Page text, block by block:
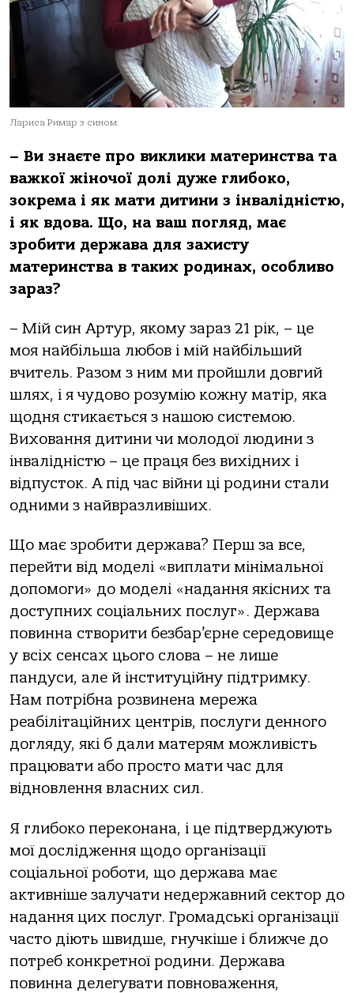
Лариса Римар з сином.
– Ви знаєте про виклики материнства та
важкої жіночої долі дуже глибоко,
зокрема і як мати дитини з інвалідністю,
і як вдова. Що, на ваш погляд, має
зробити держава для захисту
материнства в таких родинах, особливо
зараз?
– Мій син Артур, якому зараз 21 рік, – це
моя найбільша любов і мій найбільший
вчитель. Разом з ним ми пройшли довгий
шлях, і я чудово розумію кожну матір, яка
щодня стикається з нашою системою.
Виховання дитини чи молодої людини з
інвалідністю – це праця без вихідних і
відпусток. А під час війни ці родини стали
одними з найвразливіших.
Що має зробити держава? Перш за все,
перейти від моделі «виплати мінімальної
допомоги» до моделі «надання якісних та
доступних соціальних послуг». Держава
повинна створити безбар’єрне середовище
у всіх сенсах цього слова – не лише
пандуси, але й інституційну підтримку.
Нам потрібна розвинена мережа
реабілітаційних центрів, послуги денного
догляду, які б дали матерям можливість
працювати або просто мати час для
відновлення власних сил.
Я глибоко переконана, і це підтверджують
мої дослідження щодо організації
соціальної роботи, що держава має
активніше залучати недержавний сектор до
надання цих послуг. Громадські організації
часто діють швидше, гнучкіше і ближче до
потреб конкретної родини. Держава
повинна делегувати повноваження,